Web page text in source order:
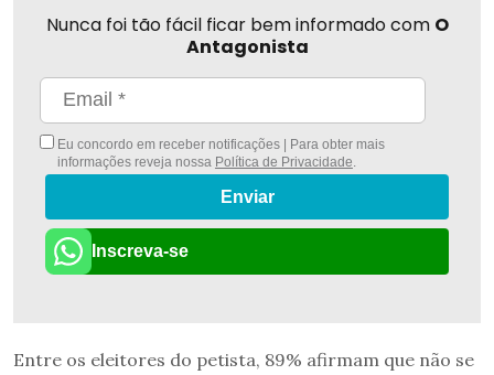
Nunca foi tão fácil ficar bem informado com O
Antagonista
Eu concordo em receber notificações | Para obter mais
informações reveja nossa Política de Privacidade
Enviar
Inscreva-se
Entre os eleitores do petista, 89% afirmam que não se